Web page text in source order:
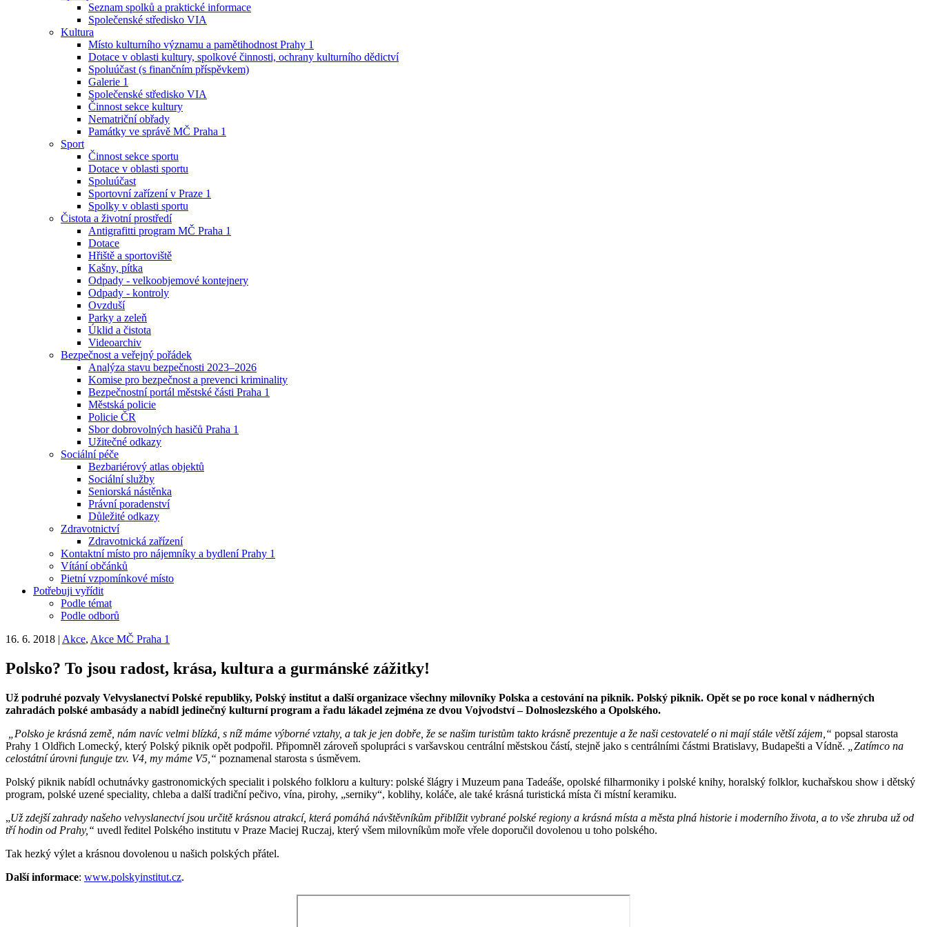
Seznam spolků a praktické informace
Společenské středisko VIA
Kultura
Místo kulturního významu a pamětihodnost Prahy 1
Dotace v oblasti kultury, spolkové činnosti, ochrany kulturního dědictví
Spoluúčast (s finančním příspěvkem)
Galerie 1
Společenské středisko VIA
Činnost sekce kultury
Nematriční obřady
Památky ve správě MČ Praha 1
Sport
Činnost sekce sportu
Dotace v oblasti sportu
Spoluúčast
Sportovní zařízení v Praze 1
Spolky v oblasti sportu
Čistota a životní prostředí
Antigrafitti program MČ Praha 1
Dotace
Hřiště a sportoviště
Kašny, pítka
Odpady - velkoobjemové kontejnery
Odpady - kontroly
Ovzduší
Parky a zeleň
Úklid a čistota
Videoarchiv
Bezpečnost a veřejný pořádek
Analýza stavu bezpečnosti 2023–2026
Komise pro bezpečnost a prevenci kriminality
Bezpečnostní portál městské části Praha 1
Městská policie
Policie ČR
Sbor dobrovolných hasičů Praha 1
Užitečné odkazy
Sociální péče
Bezbariérový atlas objektů
Sociální služby
Seniorská nástěnka
Právní poradenství
Důležité odkazy
Zdravotnictví
Zdravotnická zařízení
Kontaktní místo pro nájemníky a bydlení Prahy 1
Vítání občánků
Pietní vzpomínkové místo
Potřebuji vyřídit
Podle témat
Podle odborů
16. 6. 2018 | Akce, Akce MČ Praha 1
Polsko? To jsou radost, krása, kultura a gurmánské zážitky!
Už podruhé pozvaly Velvyslanectví Polské republiky, Polský institut a další organizace všechny milovníky Polska a cestování na piknik. Polský piknik. Opět se po roce konal v nádherných
zahradách polské ambasády a nabídl jedinečný kulturní program a řadu lákadel zejména ze dvou Vojvodství – Dolnoslezského a Opolského.
„Polsko je krásná země, nám navíc velmi blízká, s níž máme výborné vztahy, a tak je jen dobře, že se našim turistům takto krásně prezentuje a že naši cestovatelé o ni mají stále větší zájem,“ popsal starosta
Prahy 1 Oldřich Lomecký, který Polský piknik opět podpořil. Připomněl zároveň spolupráci s varšavskou centrální městskou částí, stejně jako s centrálními částmi Bratislavy, Budapešti a Vídně.
„Zatímco na
celostátní úrovni funguje tzv. V4, my máme V5,“ poznamenal starosta s úsměvem.
Polský piknik nabídl ochutnávky gastronomických specialit i polského folkloru a kultury: polské šlágry i Muzeum pana Tadeáše, opolské filharmoniky i polské knihy, horalský folklor, kuchařskou show i dětský
program, polské uzené speciality, chleba a další tradiční pečivo, vína, pirohy, „serniky“, koblihy, koláče, ale také krásná turistická místa či místní keramiku.
„Už zdejší zahrady našeho velvyslanectví jsou určitě krásnou atrakcí, která pomáhá návštěvníkům přiblížit vybrané polské regiony a krásná místa a města plná historie i moderního života, a to vše zhruba už od
tří hodin od Prahy,“ uvedl ředitel Polského institutu v Praze Maciej Ruczaj, který všem milovníkům moře vřele doporučil dovolenou u toho polského.
Tak hezký výlet a krásnou dovolenou u našich polských přátel.
Další informace: www.polskyinstitut.cz.